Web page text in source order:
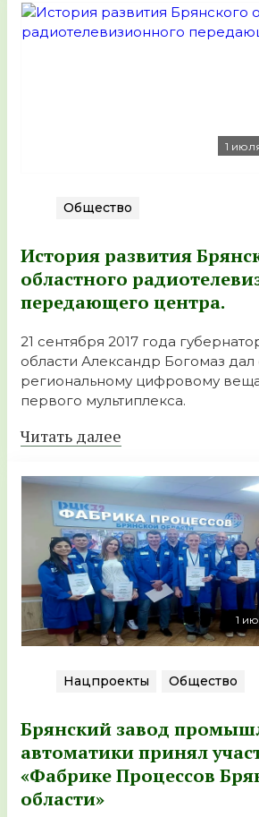
1
Общество
История развития
областного
передающего центра.
21 сентября 2017 года
области Александр Богомаз дал
региональному цифровому
первого мультиплекса.
Читать далее
1
Нацпроекты Общество
Брянский завод
автоматики принял
«Фабрике Процессов
области»